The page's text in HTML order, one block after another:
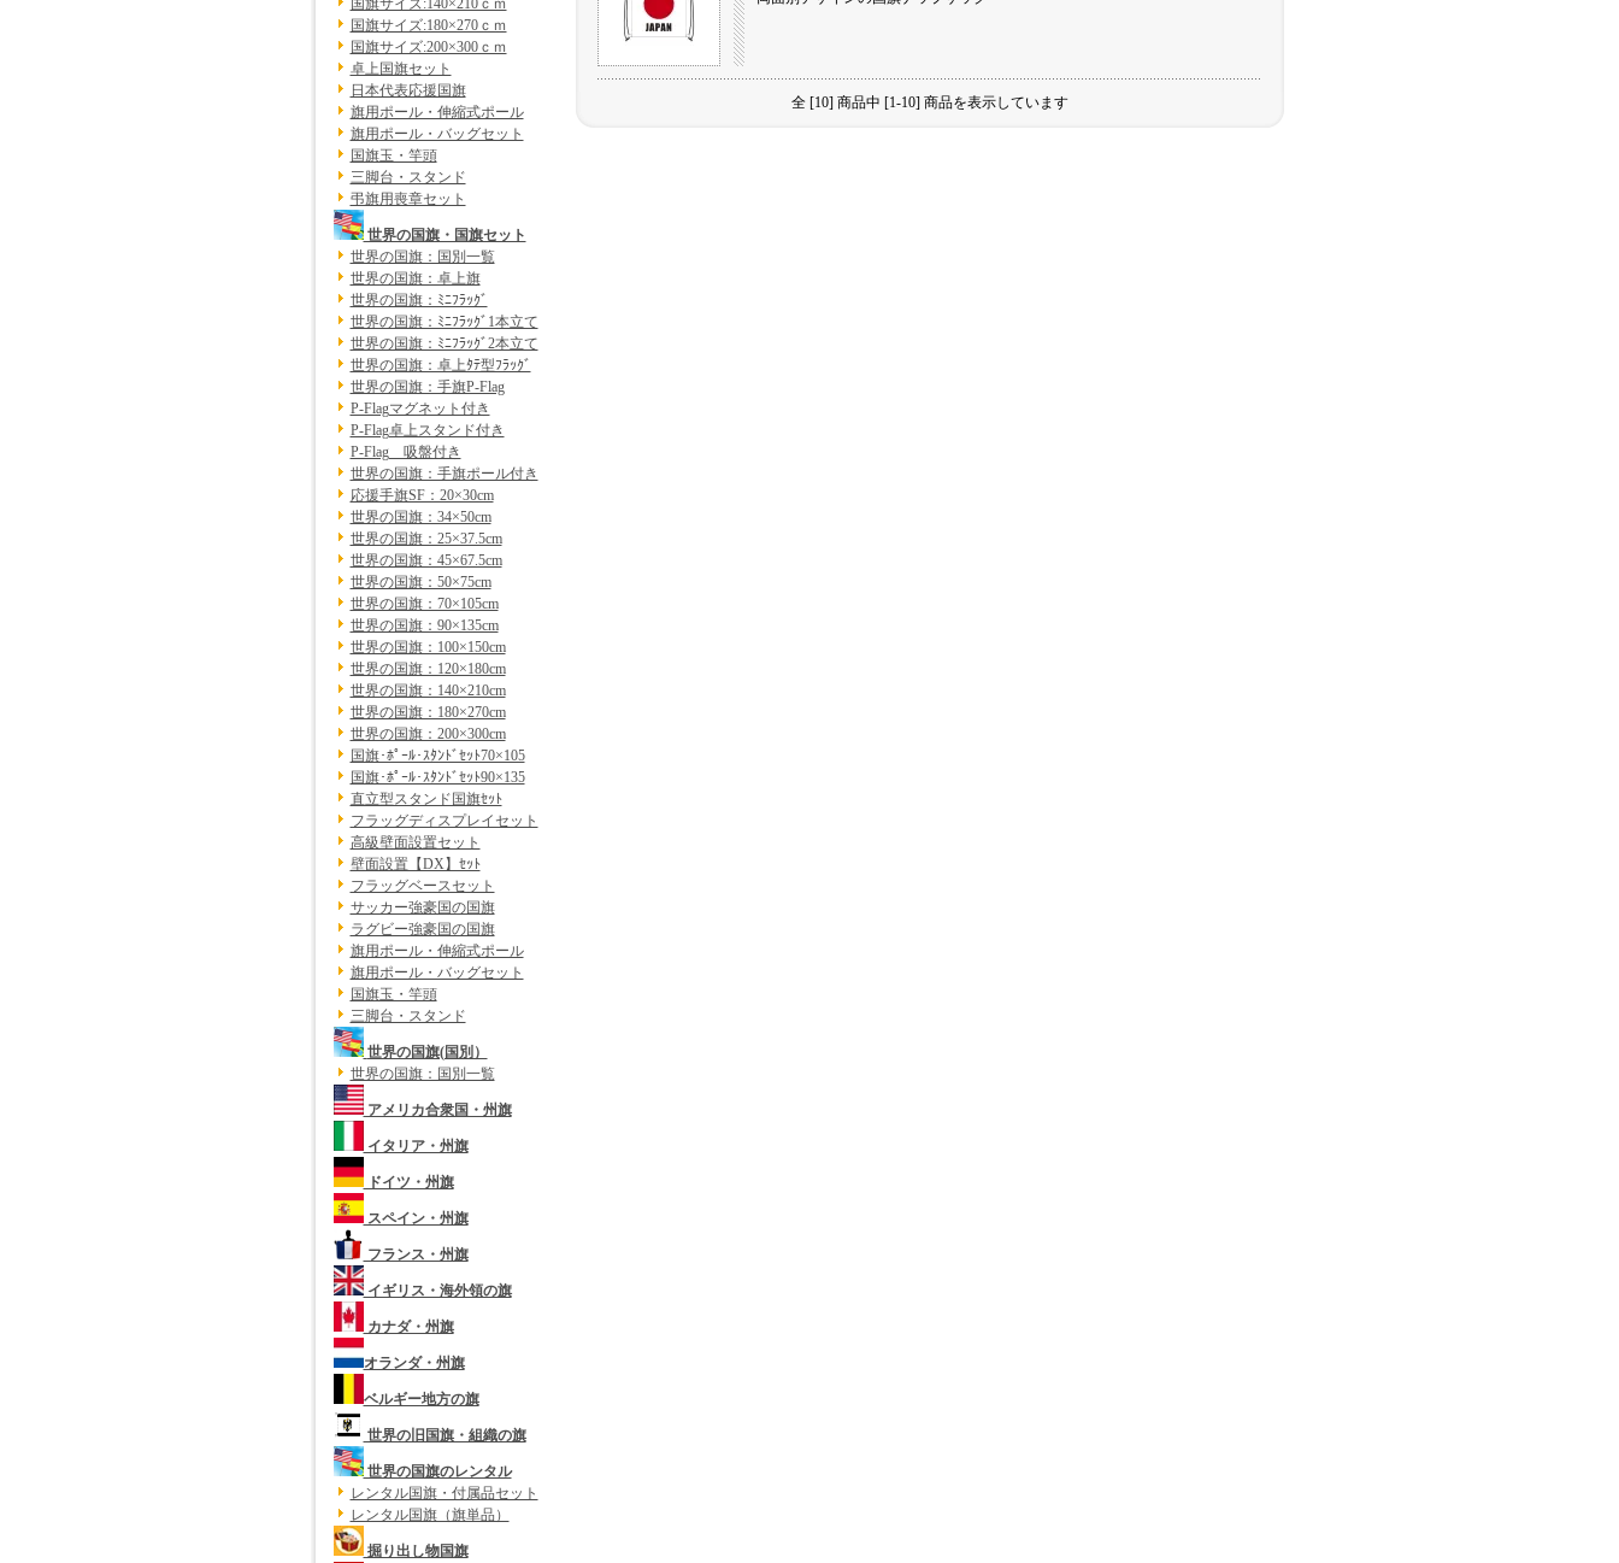
国旗サイズ:140×210ｃｍ
国旗サイズ:180×270ｃｍ
国旗サイズ:200×300ｃｍ
卓上国旗セット
日本代表応援国旗
旗用ポール・伸縮式ポール
旗用ポール・バッグセット
国旗玉・竿頭
三脚台・スタンド
弔旗用喪章セット
世界の国旗・国旗セット
世界の国旗：国別一覧
世界の国旗：卓上旗
世界の国旗：ﾐﾆﾌﾗｯｸﾞ
世界の国旗：ﾐﾆﾌﾗｯｸﾞ1本立て
世界の国旗：ﾐﾆﾌﾗｯｸﾞ2本立て
世界の国旗：卓上ﾀﾃ型ﾌﾗｯｸﾞ
世界の国旗：手旗P-Flag
P-Flagマグネット付き
P-Flag卓上スタンド付き
P-Flag 吸盤付き
世界の国旗：手旗ポール付き
応援手旗SF：20×30cm
世界の国旗：34×50cm
世界の国旗：25×37.5cm
世界の国旗：45×67.5cm
世界の国旗：50×75cm
世界の国旗：70×105cm
世界の国旗：90×135cm
世界の国旗：100×150cm
世界の国旗：120×180cm
世界の国旗：140×210cm
世界の国旗：180×270cm
世界の国旗：200×300cm
国旗･ﾎﾟｰﾙ･ｽﾀﾝﾄﾞｾｯﾄ70×105
国旗･ﾎﾟｰﾙ･ｽﾀﾝﾄﾞｾｯﾄ90×135
直立型スタンド国旗ｾｯﾄ
フラッグディスプレイセット
高級壁面設置セット
壁面設置【DX】ｾｯﾄ
フラッグベースセット
サッカー強豪国の国旗
ラグビー強豪国の国旗
旗用ポール・伸縮式ポール
旗用ポール・バッグセット
国旗玉・竿頭
三脚台・スタンド
世界の国旗(国別）
世界の国旗：国別一覧
アメリカ合衆国・州旗
イタリア・州旗
ドイツ・州旗
スペイン・州旗
フランス・州旗
イギリス・海外領の旗
カナダ・州旗
オランダ・州旗
ベルギー地方の旗
世界の旧国旗・組織の旗
世界の国旗のレンタル
レンタル国旗・付属品セット
レンタル国旗（旗単品）
掘り出し物国旗
全 [10] 商品中 [1-10] 商品を表示しています